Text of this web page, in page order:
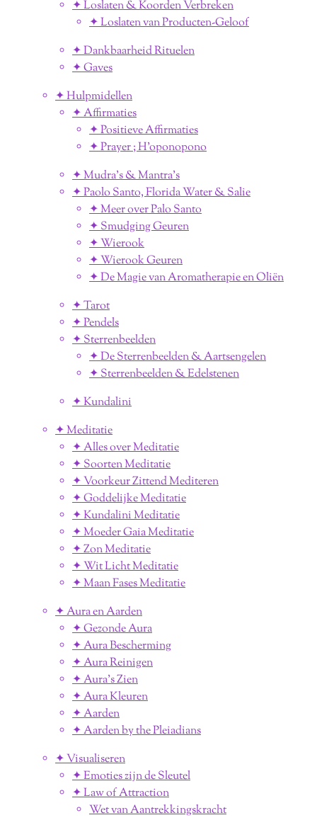
✦ Loslaten & Koorden Verbreken
✦ Loslaten van Producten-Geloof
✦ Dankbaarheid Rituelen
✦ Gaves
✦ Hulpmidellen
✦ Affirmaties
✦ Positieve Affirmaties
✦ Prayer ; H'oponopono
✦ Mudra's & Mantra's
✦ Paolo Santo, Florida Water & Salie
✦ Meer over Palo Santo
✦ Smudging Geuren
✦ Wierook
✦ Wierook Geuren
✦ De Magie van Aromatherapie en Oliën
✦ Tarot
✦ Pendels
✦ Sterrenbeelden
✦ De Sterrenbeelden & Aartsengelen
✦ Sterrenbeelden & Edelstenen
✦ Kundalini
✦ Meditatie
✦ Alles over Meditatie
✦ Soorten Meditatie
✦ Voorkeur Zittend Mediteren
✦ Goddelijke Meditatie
✦ Kundalini Meditatie
✦ Moeder Gaia Meditatie
✦ Zon Meditatie
✦ Wit Licht Meditatie
✦ Maan Fases Meditatie
✦ Aura en Aarden
✦ Gezonde Aura
✦ Aura Bescherming
✦ Aura Reinigen
✦ Aura's Zien
✦ Aura Kleuren
✦ Aarden
✦ Aarden by the Pleiadians
✦ Visualiseren
✦ Emoties zijn de Sleutel
✦ Law of Attraction
Wet van Aantrekkingskracht